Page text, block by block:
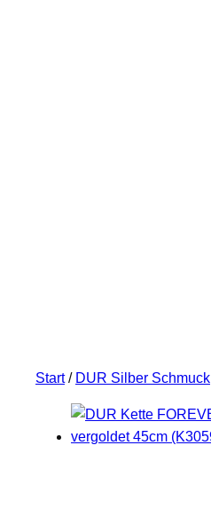
Start/ DUR Silber Schmuck